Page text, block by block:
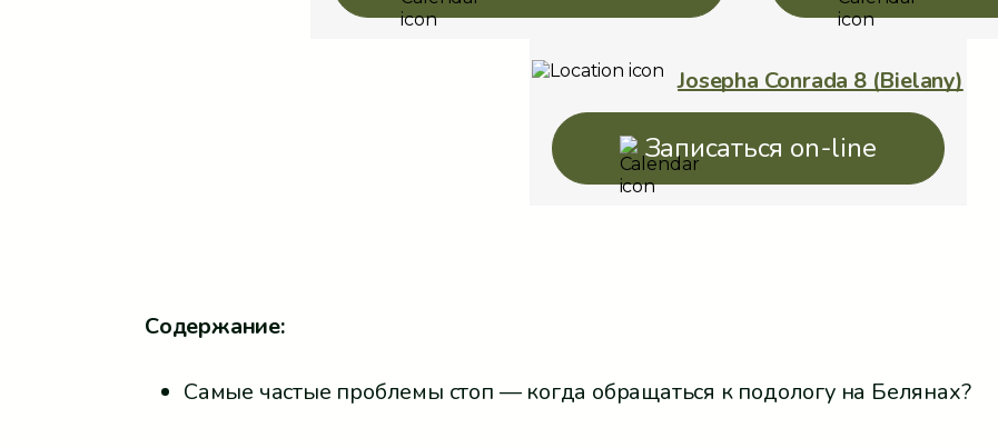
Josepha Conrada 8 (Bielany)
Записаться on-line
Содержание:
Самые частые проблемы стоп — когда обращаться к подологу на Белянах?